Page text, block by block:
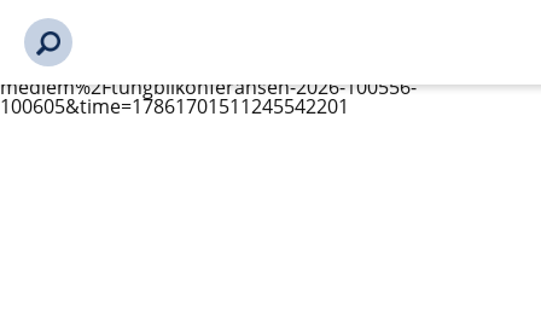
muligheterinoorsiliste-
bransjegruppeinoorsi%2Fmedlemmer-bli-medlem%2Fbli-
medlem%2Ftungbilkonferansen-2026-100556-
100605&time=17861701511245542201